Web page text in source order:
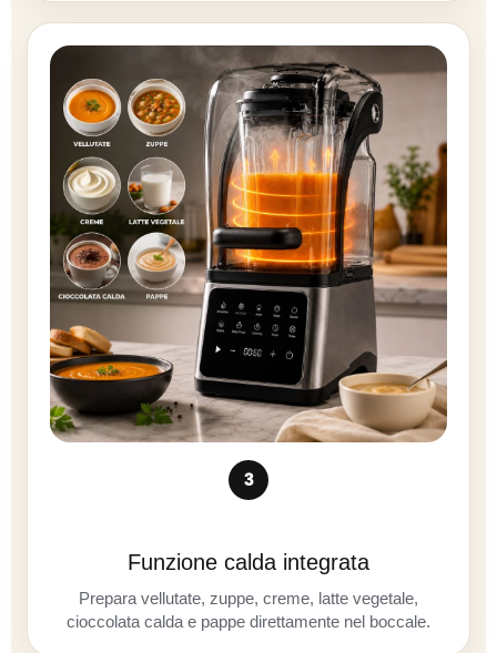
3
Funzione calda integrata
Prepara vellutate, zuppe, creme, latte vegetale,
cioccolata calda e pappe direttamente nel boccale.